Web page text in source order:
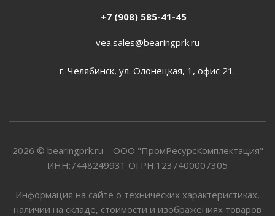
+7 (908) 585-41-45
vea.sales@bearingprk.ru
г. Челябинск, ул. Олонецкая, 1, офис 21.
2026 © bearingprk.ru – ООО "ПромРесурсКомплектация"
ИНН:7448249931 ОГРН:1237400007305
Информация на сайте о технических характеристиках,
наличии на складе, стоимости и изображениях товаров